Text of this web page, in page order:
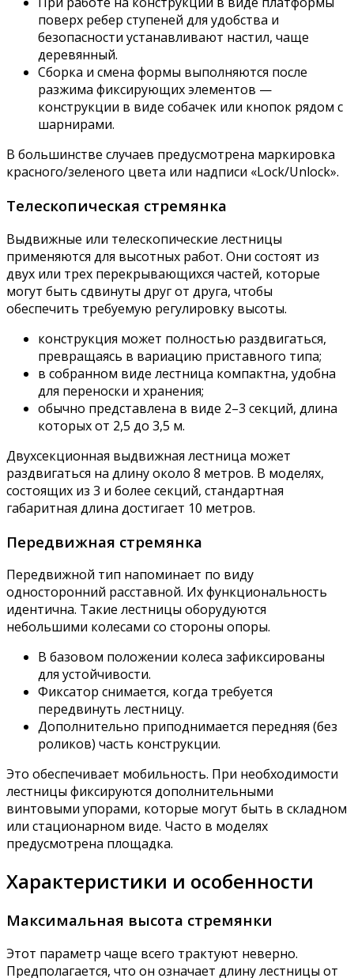
поверх ребер ступеней для удобства и
безопасности устанавливают настил, чаще
деревянный.
Сборка и смена формы выполняются после
разжима фиксирующих элементов —
конструкции в виде собачек или кнопок рядом с
шарнирами.
В большинстве случаев предусмотрена маркировка
красного/зеленого цвета или надписи «Lock/Unlock».
Телескопическая стремянка
Выдвижные или телескопические лестницы
применяются для высотных работ. Они состоят из
двух или трех перекрывающихся частей, которые
могут быть сдвинуты друг от друга, чтобы
обеспечить требуемую регулировку высоты.
конструкция может полностью раздвигаться,
превращаясь в вариацию приставного типа;
в собранном виде лестница компактна, удобна
для переноски и хранения;
обычно представлена в виде 2–3 секций, длина
которых от 2,5 до 3,5 м.
Двухсекционная выдвижная лестница может
раздвигаться на длину около 8 метров. В моделях,
состоящих из 3 и более секций, стандартная
габаритная длина достигает 10 метров.
Передвижная стремянка
Передвижной тип напоминает по виду
односторонний расставной. Их функциональность
идентична. Такие лестницы оборудуются
небольшими колесами со стороны опоры.
В базовом положении колеса зафиксированы
для устойчивости.
Фиксатор снимается, когда требуется
передвинуть лестницу.
Дополнительно приподнимается передняя (без
роликов) часть конструкции.
Это обеспечивает мобильность. При необходимости
лестницы фиксируются дополнительными
винтовыми упорами, которые могут быть в складном
или стационарном виде. Часто в моделях
предусмотрена площадка.
Характеристики и особенности
Максимальная высота стремянки
Этот параметр чаще всего трактуют неверно.
Предполагается, что он означает длину лестницы от